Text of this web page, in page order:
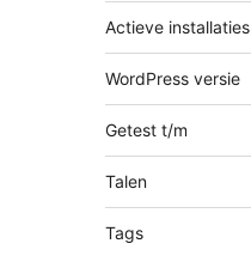
Actieve installaties
WordPress versie
Getest t/m
Talen
Tags